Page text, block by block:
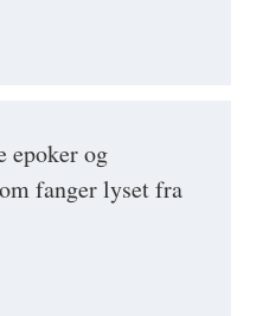
epoker og
fanger lyset fra